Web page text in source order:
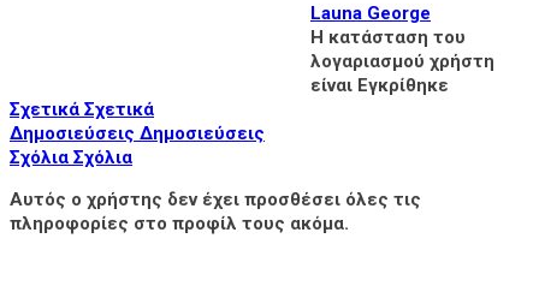
Launa George
Η κατάσταση του
λογαριασμού χρήστη
είναι Εγκρίθηκε
Σχετικά Σχετικά
Δημοσιεύσεις Δημοσιεύσεις
Σχόλια Σχόλια
Αυτός ο χρήστης δεν έχει προσθέσει όλες τις
πληροφορίες στο προφίλ τους ακόμα.